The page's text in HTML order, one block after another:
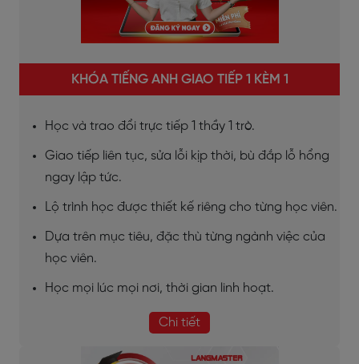
KHÓA TIẾNG ANH GIAO TIẾP 1 KÈM 1
Học và trao đổi trực tiếp 1 thầy 1 trò.
Giao tiếp liên tục, sửa lỗi kịp thời, bù đắp lỗ hổng
ngay lập tức.
Lộ trình học được thiết kế riêng cho từng học viên.
Dựa trên mục tiêu, đặc thù từng ngành việc của
học viên.
Học mọi lúc mọi nơi, thời gian linh hoạt.
Chi tiết